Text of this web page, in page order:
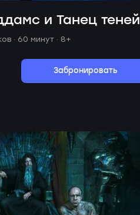
и Танец теней
· 60 минут · 8+
Забронировать